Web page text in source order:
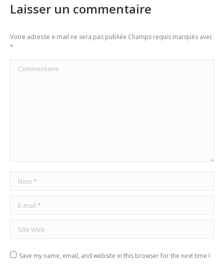
Laisser un commentaire
Votre adresse e-mail ne sera pas publiée Champs requis marqués avec
*
Commentaire
Nom *
E-mail *
Site Web
Save my name, email, and website in this browser for the next time I